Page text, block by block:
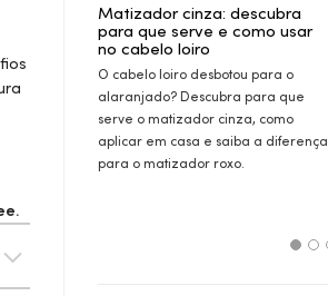
Matizador cinza: descubra
para que serve e como usar
no cabelo loiro
O cabelo loiro desbotou para o
alaranjado? Descubra para que
serve o matizador cinza, como
aplicar em casa e saiba a diferença
para o matizador roxo.